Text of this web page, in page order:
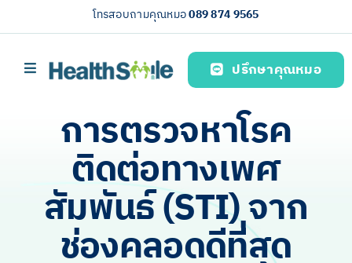
to
โทรสอบถามคุณหมอ089 874 9565
Toggle
บริการของเรา (Our services)
ความรู้สุขภาพ
เกี่ยวกับเรา
ปรึกษาคุณหมอ
การตรวจหาโรค
ติดต่อทางเพศ
สัมพันธ์ (STI) จาก
ช่องคลอดดีที่สุด